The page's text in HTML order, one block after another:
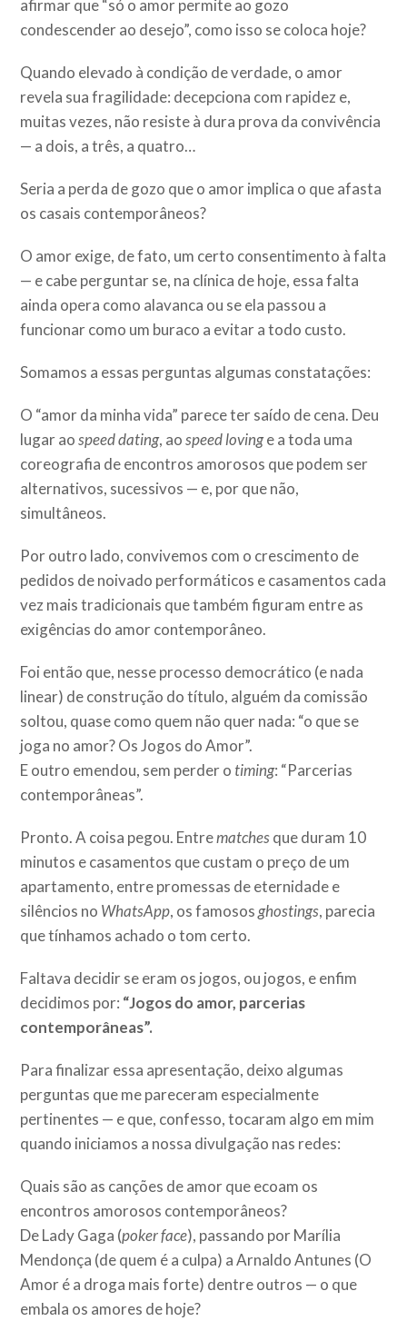
afirmar que “só o amor permite ao gozo
condescender ao desejo”, como isso se coloca hoje?
Quando elevado à condição de verdade, o amor
revela sua fragilidade: decepciona com rapidez e,
muitas vezes, não resiste à dura prova da convivência
— a dois, a três, a quatro…
Seria a perda de gozo que o amor implica o que afasta
os casais contemporâneos?
O amor exige, de fato, um certo consentimento à falta
— e cabe perguntar se, na clínica de hoje, essa falta
ainda opera como alavanca ou se ela passou a
funcionar como um buraco a evitar a todo custo.
Somamos a essas perguntas algumas constatações:
O “amor da minha vida” parece ter saído de cena. Deu
lugar aospeed dating, aospeed lovinge a toda uma
coreografia de encontros amorosos que podem ser
alternativos, sucessivos — e, por que não,
simultâneos.
Por outro lado, convivemos com o crescimento de
pedidos de noivado performáticos e casamentos cada
vez mais tradicionais que também figuram entre as
exigências do amor contemporâneo.
Foi então que, nesse processo democrático (e nada
linear) de construção do título, alguém da comissão
soltou, quase como quem não quer nada: “o que se
joga no amor? Os Jogos do Amor”.
E outro emendou, sem perder o timing: “Parcerias
contemporâneas”.
Pronto. A coisa pegou. Entrematchesque duram 10
minutos e casamentos que custam o preço de um
apartamento, entre promessas de eternidade e
silêncios no WhatsApp, os famososghostings, parecia
que tínhamos achado o tom certo.
Faltava decidir se eram os jogos, ou jogos, e enfim
decidimos por: “Jogos do amor, parcerias
contemporâneas”.
Para finalizar essa apresentação, deixo algumas
perguntas que me pareceram especialmente
pertinentes — e que, confesso, tocaram algo em mim
quando iniciamos a nossa divulgação nas redes:
Quais são as canções de amor que ecoam os
encontros amorosos contemporâneos?
De Lady Gaga (poker face), passando por Marília
Mendonça (de quem é a culpa) a Arnaldo Antunes (O
Amor é a droga mais forte) dentre outros — o que
embala os amores de hoje?